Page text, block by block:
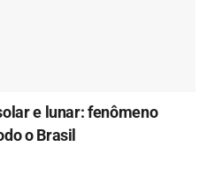
e lunar: fenômeno
o Brasil